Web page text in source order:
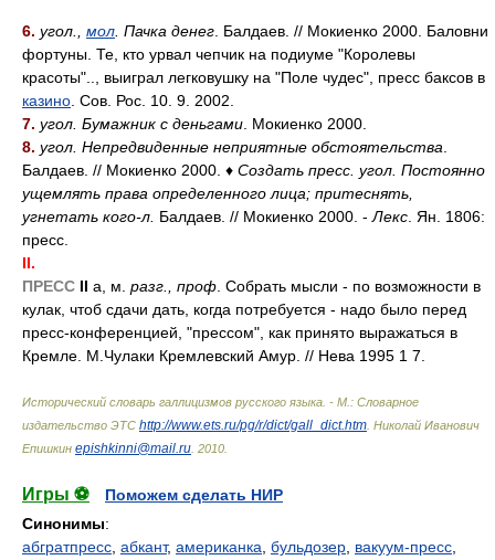
6. угол., мол . Пачка денег . Балдаев. // Мокиенко 2000. Баловни
фортуны. Те, кто урвал чепчик на подиуме "Королевы
красоты".., выиграл легковушку на "Поле чудес", пресс баксов в
казино . Сов. Рос. 10. 9. 2002.
7. угол. Бумажник с деньгами . Мокиенко 2000.
8. угол. Непредвиденные неприятные обстоятельства
Балдаев. // Мокиенко 2000. ♦ Создать пресс. угол. Постоянно
ущемлять права определенного лица; притеснять,
угнетать кого-л. Балдаев. // Мокиенко 2000. - Лекс . Ян. 1806:
пресс.
II.
ПРЕСС II а, м. разг., проф . Собрать мысли - по возможности в
кулак, чтоб сдачи дать, когда потребуется - надо было перед
пресс-конференцией, "прессом", как принято выражаться в
Кремле. М.Чулаки Кремлевский Амур. // Нева 1995 1 7.
Исторический словарь галлицизмов русского языка. - М.: Словарное
издательство ЭТС http://www.ets.ru/pg/r/dict/gall_dict.htm Николай Иванович
Епишкин epishkinni@mail.ru 2010
Игры ⚽
Поможем сделать НИР
Синонимы:
абгратпресс абкант, американка бульдозер вакуум-пресс